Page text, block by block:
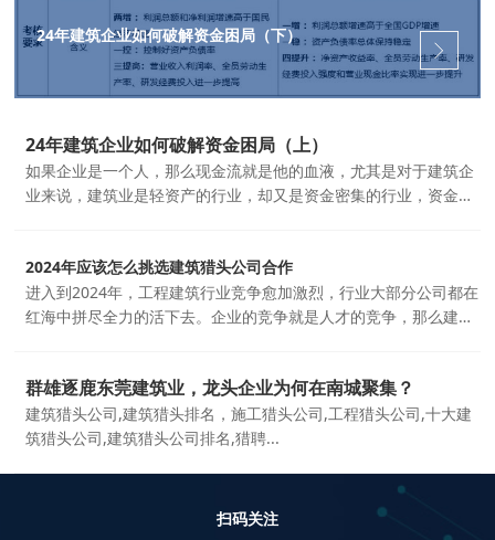
24年建筑企业如何破解资金困局（下）
24年建筑企业如何破解资金困局（上）
如果企业是一个人，那么现金流就是他的血液，尤其是对于建筑企
业来说，建筑业是轻资产的行业，却又是资金密集的行业，资金的
2024年应该怎么挑选建筑猎头公司合作
进入到2024年，工程建筑行业竞争愈加激烈，行业大部分公司都在
红海中拼尽全力的活下去。企业的竞争就是人才的竞争，那么建筑
群雄逐鹿东莞建筑业，龙头企业为何在南城聚集？
建筑猎头公司,建筑猎头排名，施工猎头公司,工程猎头公司,十大建
筑猎头公司,建筑猎头公司排名,猎聘...
扫码关注